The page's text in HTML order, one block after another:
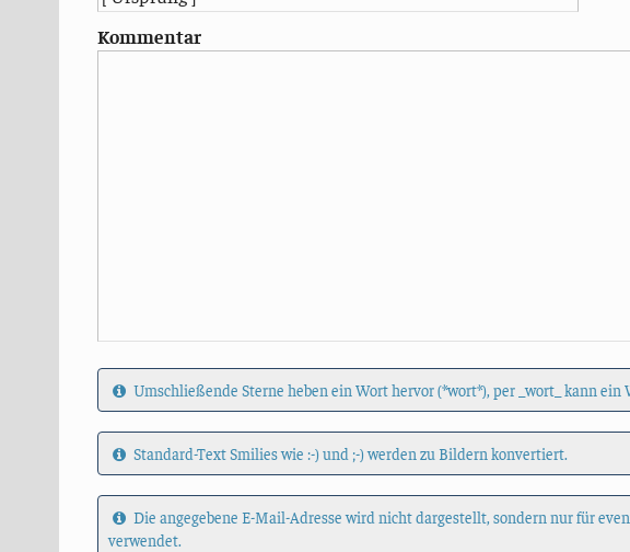
Kommentar
Umschließende Sterne heben ein Wort hervor (*wort*), per _wort_ kann ein
Standard-Text Smilies wie :-) und ;-) werden zu Bildern konvertiert.
Die angegebene E-Mail-Adresse wird nicht dargestellt, sondern nur für
verwendet.